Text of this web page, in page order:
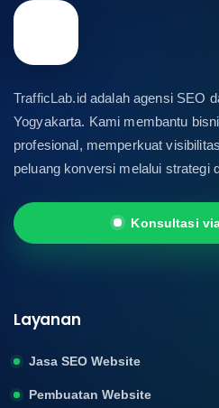
TrafficLab.id adalah agensi SEO
Yogyakarta. Kami membantu
profesional, memperkuat
peluang konversi melalui strategi
Konsultasi
Layanan
Jasa SEO Website
Pembuatan Website